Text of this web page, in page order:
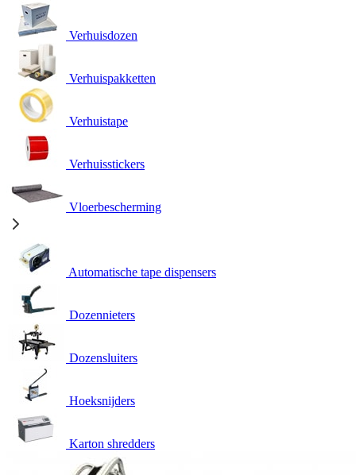
Verhuisdozen
Verhuispakketten
Verhuistape
Verhuisstickers
Vloerbescherming
Automatische tape dispensers
Dozennieters
Dozensluiters
Hoeksnijders
Karton shredders